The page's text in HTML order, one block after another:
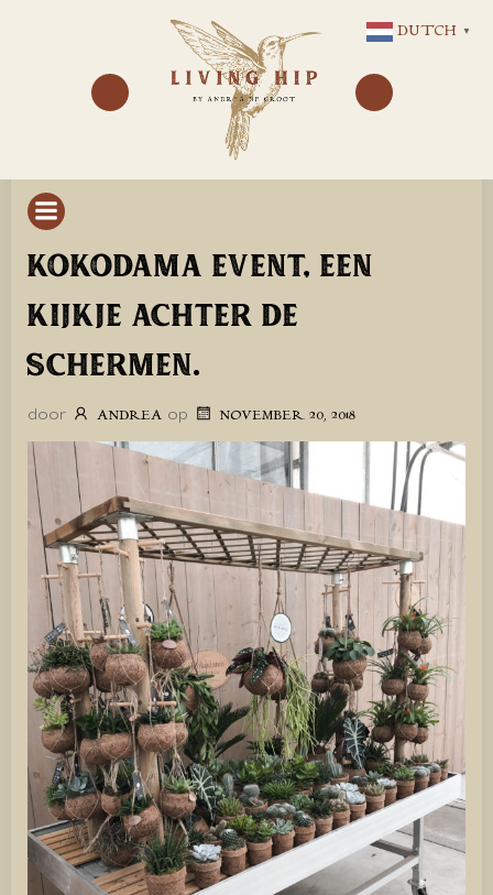
NAAR
DE
INHOUD
KOKODAMA EVENT, EEN
KIJKJE ACHTER DE
SCHERMEN.
door ANDREA op NOVEMBER 20, 2018
DUTCH ▼